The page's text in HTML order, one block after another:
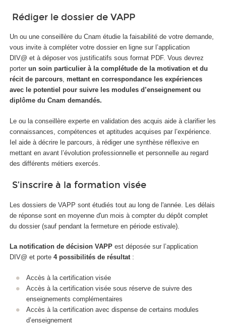
Rédiger le dossier de VAPP
Un ou une conseillère du Cnam étudie la faisabilité de votre demande,
vous invite à compléter votre dossier en ligne sur l’application
DIV@ et à déposer vos justificatifs sous format PDF. Vous devrez
porter un soin particulier à la complétude de la motivation et du
récit de parcours, mettant en correspondance les expériences
avec le potentiel pour suivre les modules d’enseignement ou
diplôme du Cnam demandés.
Le ou la conseillère experte en validation des acquis aide à clarifier les
connaissances, compétences et aptitudes acquises par l’expérience.
Iel aide à décrire le parcours, à rédiger une synthèse réflexive en
mettant en avant l’évolution professionnelle et personnelle au regard
des différents métiers exercés.
S’inscrire à la formation visée
Les dossiers de VAPP sont étudiés tout au long de l'année. Les délais
de réponse sont en moyenne d'un mois à compter du dépôt complet
du dossier (sauf pendant la fermeture en période estivale).
La notification de décision VAPP est déposée sur l’application
DIV@ et porte 4 possibilités de résultat:
Accès à la certification visée
Accès à la certification visée sous réserve de suivre des
enseignements complémentaires
Accès à la certification avec dispense de certains modules
d’enseignement